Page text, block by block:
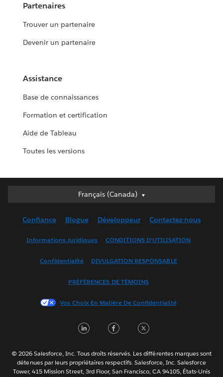
Partenaires
Trouver un partenaire
Devenir un partenaire
Assistance
Base de connaissances
Formation et certification
Aide de Tableau
Toutes les versions
Français (Canada)
Français (Canada)
English (UK)
Français (France)
한국어
Português
ไทย
简体中文
Confiance Blogue Développeur Contactez-nous
Informations Juridiques CONDITIONS D’UTILISATION
Confidentialité DIVULGATION RESPONSABLE
PRÉFÉRENCES DE TÉMOINS
Vos Choix En Matière De Confidentialité
n
k
c
e
i
t
© 2026 Salesforce, Inc. Tous droits réservés. Les différentes marques sont
détenues par leurs propriétaires respectifs. Salesforce, Inc. Salesforce
Tower, 415 Mission Street, 3rd Floor, San Francisco, CA 94105, États-Unis